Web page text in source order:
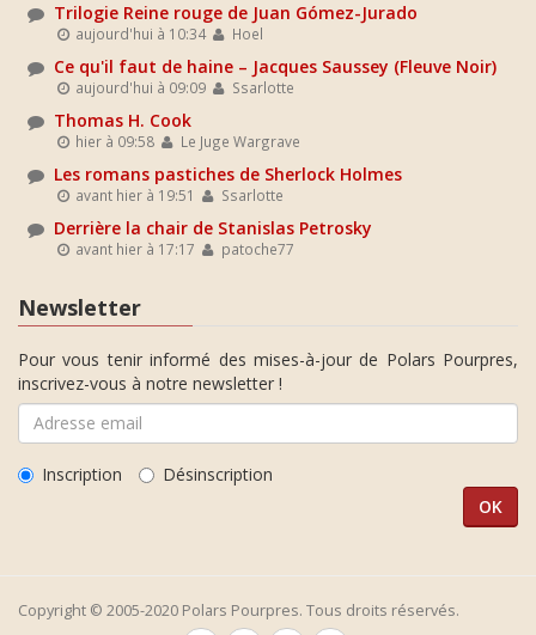
Trilogie Reine rouge de Juan Gómez-Jurado
aujourd'hui à 10:34 Hoel
Ce qu'il faut de haine – Jacques Saussey (Fleuve Noir)
aujourd'hui à 09:09 Ssarlotte
Thomas H. Cook
hier à 09:58 Le Juge Wargrave
Les romans pastiches de Sherlock Holmes
avant hier à 19:51 Ssarlotte
Derrière la chair de Stanislas Petrosky
avant hier à 17:17 patoche77
Newsletter
Pour vous tenir informé des mises-à-jour de Polars Pourpres,
inscrivez-vous à notre newsletter !
Inscription Désinscription
Copyright © 2005-2020 Polars Pourpres. Tous droits réservés.